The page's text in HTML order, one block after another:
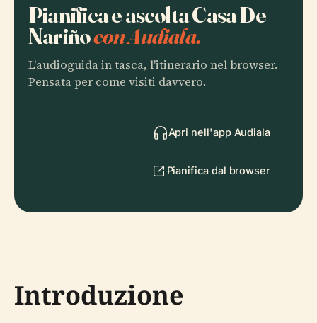
Pianifica e ascolta Casa De
Nariñocon Audiala.
L'audioguida in tasca, l'itinerario nel browser.
Pensata per come visiti davvero.
Apri nell'app Audiala
Pianifica dal browser
Introduzione